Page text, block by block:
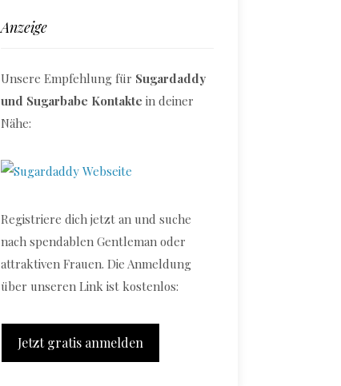
Anzeige
Unsere Empfehlung für Sugardaddy
und Sugarbabe Kontakte in deiner
Nähe:
Registriere dich jetzt an und suche
nach spendablen Gentleman oder
attraktiven Frauen. Die Anmeldung
über unseren Link ist kostenlos:
Jetzt gratis anmelden